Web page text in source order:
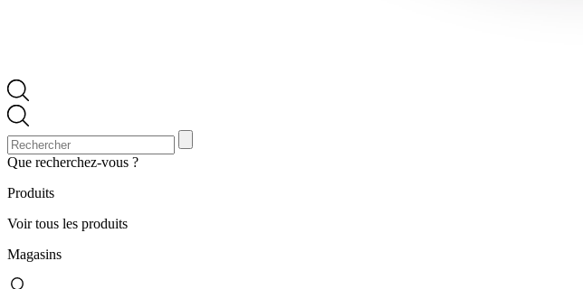
Que recherchez-vous ?
Produits
Voir tous les produits
Magasins